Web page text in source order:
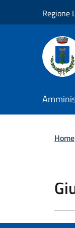
Regione
Home